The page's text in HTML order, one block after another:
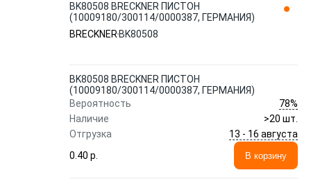
BK80508 BRECKNER ПИСТОН
(10009180/300114/0000387, ГЕРМАНИЯ)
BRECKNER BK80508
BK80508 BRECKNER ПИСТОН
(10009180/300114/0000387, ГЕРМАНИЯ)
Вероятность
78%
Наличие
>20 шт.
Отгрузка
13 - 16 августа
0.40 p.
В корзину